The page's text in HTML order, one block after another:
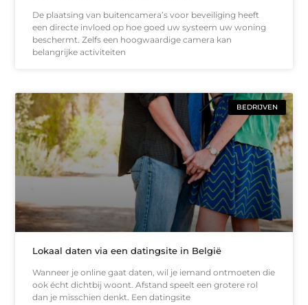
De plaatsing van buitencamera’s voor beveiliging heeft
een directe invloed op hoe goed uw systeem uw woning
beschermt. Zelfs een hoogwaardige camera kan
belangrijke activiteiten
BEDRIJVEN
Lokaal daten via een datingsite in België
Wanneer je online gaat daten, wil je iemand ontmoeten die
ook écht dichtbij woont. Afstand speelt een grotere rol
dan je misschien denkt. Een datingsite